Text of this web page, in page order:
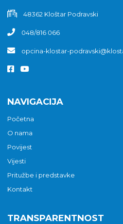
48362 Kloštar Podravski
048/816 066
opcina-klostar-
NAVIGACIJA
Početna
O nama
Povijest
Vijesti
Pritužbe i predstavke
Kontakt
TRANSPARENTNOST